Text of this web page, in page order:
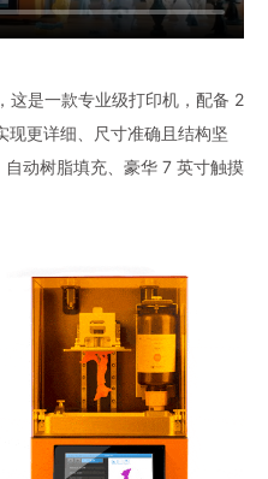
这是一款专业级打印机，配备 2
现更详细、尺寸准确且结构坚
动树脂填充、豪华 7 英寸触摸